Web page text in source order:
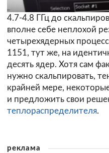
4.7-4.8 ГГц до
вполне себе неплохой
четырехядерных
1151, тут же, на
десять ядер. Хотя сам
нужно скальпировать,
крайней мере,
и предложить свои
теплораспределителя.
реклама